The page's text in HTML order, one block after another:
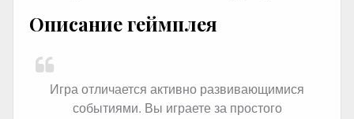
Описание геймплея
Игра отличается активно развивающимися
событиями. Вы играете за простого